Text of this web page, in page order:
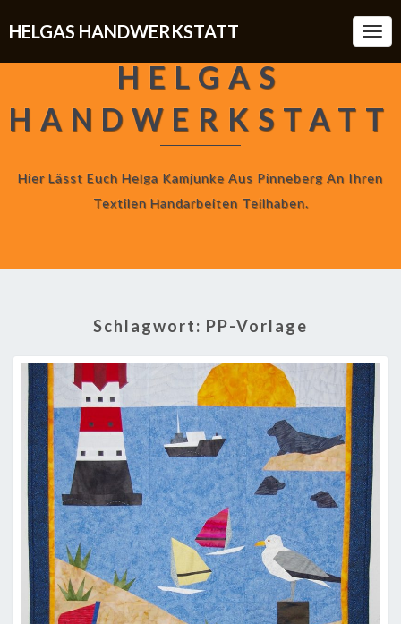
HELGAS HANDWERKSTATT
HELGAS
HANDWERKSTATT
Hier Lässt Euch Helga Kamjunke Aus Pinneberg An Ihren
Textilen Handarbeiten Teilhaben.
Schlagwort: PP-Vorlage